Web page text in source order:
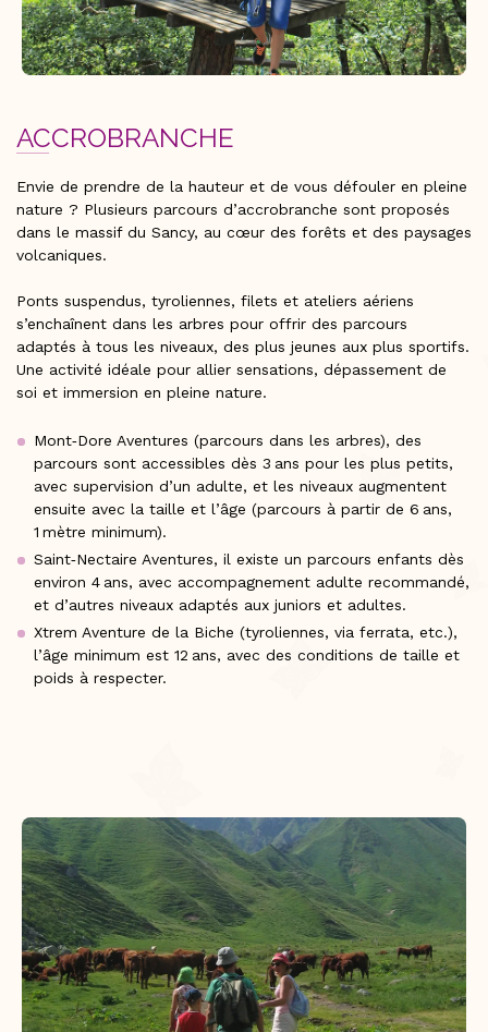
ACCROBRANCHE
Envie de prendre de la hauteur et de vous défouler en pleine
nature ? Plusieurs parcours d’accrobranche sont proposés
dans le massif du Sancy, au cœur des forêts et des paysages
volcaniques.
Ponts suspendus, tyroliennes, filets et ateliers aériens
s’enchaînent dans les arbres pour offrir des parcours
adaptés à tous les niveaux, des plus jeunes aux plus sportifs.
Une activité idéale pour allier sensations, dépassement de
soi et immersion en pleine nature.
Mont‑Dore Aventures (parcours dans les arbres), des
parcours sont accessibles dès 3 ans pour les plus petits,
avec supervision d’un adulte, et les niveaux augmentent
ensuite avec la taille et l’âge (parcours à partir de 6 ans,
1 mètre minimum).
Saint‑Nectaire Aventures, il existe un parcours enfants dès
environ 4 ans, avec accompagnement adulte recommandé,
et d’autres niveaux adaptés aux juniors et adultes.
Xtrem Aventure de la Biche (tyroliennes, via ferrata, etc.),
l’âge minimum est 12 ans, avec des conditions de taille et
poids à respecter.